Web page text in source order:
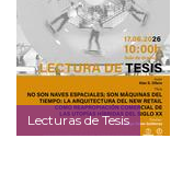
Lecturas de Tesis